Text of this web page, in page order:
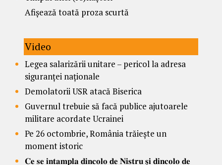
Afișează toată proza scurtă
Video
Legea salarizării unitare – pericol la adresa
siguranței naționale
Demolatorii USR atacă Biserica
Guvernul trebuie să facă publice ajutoarele
militare acordate Ucrainei
Pe 26 octombrie, România trăiește un
moment istoric
𝐂𝐞 𝐬𝐞 𝐢𝐧𝐭𝐚𝐦𝐩𝐥𝐚 𝐝𝐢𝐧𝐜𝐨𝐥𝐨 𝐝𝐞 𝐍𝐢𝐬𝐭𝐫𝐮 𝐬̦𝐢 𝐝𝐢𝐧𝐜𝐨𝐥𝐨 𝐝𝐞